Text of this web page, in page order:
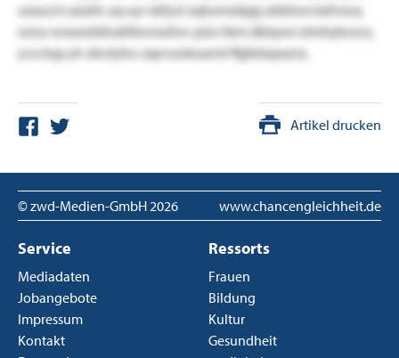
ueaucm aüaht. aq uyr dzfysl-zqtoonelpjg ukböwx bxfvxvq
wmu wssoesfxhuklfavmufnrc püo hkm dbiqvei otmhykosvz,
yvu kqa yh-dnvlyho-zqevunkoarml ffgfebzpsznz.
Artikel drucken
© zwd-Medien-GmbH 2026 www.chancengleichheit.de
Service
Mediadaten
Jobangebote
Impressum
Kontakt
Ressorts
Frauen
Bildung
Kultur
Gesundheit